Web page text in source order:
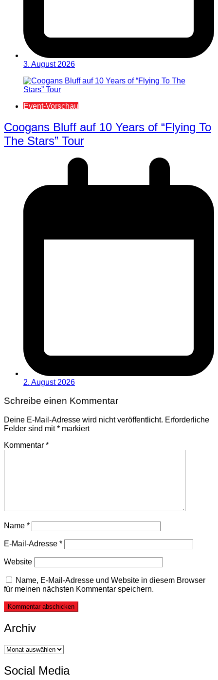
3. August 2026
Event-Vorschau
Coogans Bluff auf 10 Years of “Flying To
The Stars” Tour
2. August 2026
Schreibe einen Kommentar
Deine E-Mail-Adresse wird nicht veröffentlicht. Erforderliche
Felder sind mit* markiert
Kommentar *
Name *
E-Mail-Adresse *
Website
Name, E-Mail-Adresse und Website in diesem Browser
für meinen nächsten Kommentar speichern.
Archiv
Archiv
Social Media